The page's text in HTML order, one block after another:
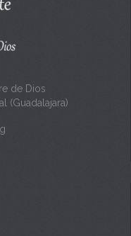
de Dios
(Guadalajara)